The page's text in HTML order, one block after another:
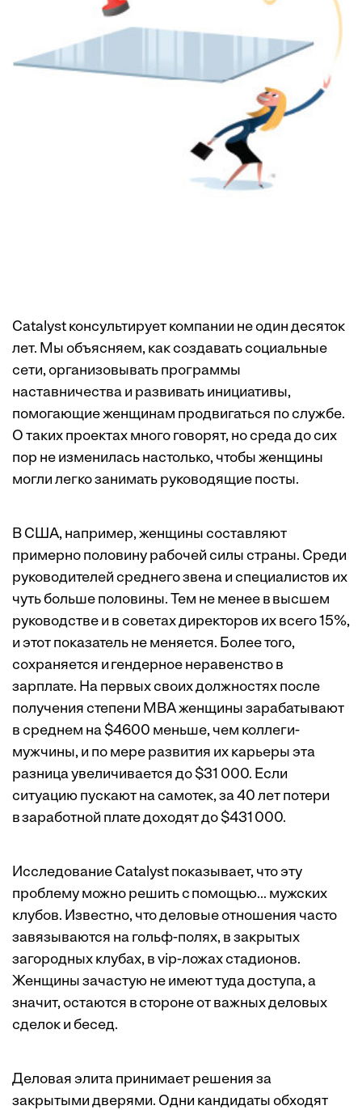
Catalyst консультирует компании не один десяток
лет. Мы объясняем, как создавать ­социальные
сети, организовывать программы
наставничества и развивать инициативы,
помогающие женщинам продвигаться по службе.
О таких проектах много говорят, но среда до сих
пор не изменилась настолько, чтобы женщины
могли легко занимать руководящие посты.
В США, например, женщины составляют
примерно половину рабочей силы страны. Среди
руководителей среднего звена и специалистов их
чуть больше половины. Тем не менее в выс­шем
руководстве и в советах директоров их всего 15%,
и этот показатель не меняется. Более того,
сохраняется и гендерное неравенство в
зарплате. На первых своих должностях после
получения степени МВА женщины зарабатывают
в среднем на $4600 меньше, чем коллеги-
мужчины, и по мере развития их карьеры эта
разница увеличивается до $31 000. Если
ситуацию пускают на самотек, за 40 лет потери
в заработной плате доходят до $431 000.
Исследование Catalyst показывает, что эту
проблему можно решить с помощью... мужских
клубов. Известно, что деловые отношения часто
завязываются на гольф-полях, в закрытых
загородных клубах, в vip-ложах стадионов.
Женщины зачастую не ­имеют туда доступа, а
значит, остаются в стороне от важных деловых
сделок и бесед.
Деловая элита принимает решения за
закрытыми дверями. Одни кандидаты обходят